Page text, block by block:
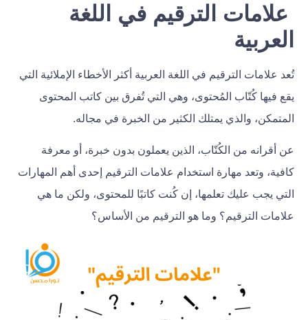
علامات الترقيم في اللغة
العربية
تُعد علامات الترقيم في اللغة العربية أكثر الأخطاء الإملائية التي
يقع فيها كُتّاب المُحتوى، وهي التي تُفرق بين كاتب المحتوى
المتمكن، والذي يمتلك الكثير من الخبرة في مجاله.
عن أقرانه من الكُتّاب، الذين يعملون بدون خبرة، أو معرفة
كافية، وتعد مهارة استخدام علامات الترقيم إحدى أهم المهارات
التي يجب عليك تعلمها، إن كُنت كاتبًا للمحتوى، ولكن ما هي
علامات الترقيم؟ وما هو الترقيم من الأساس؟